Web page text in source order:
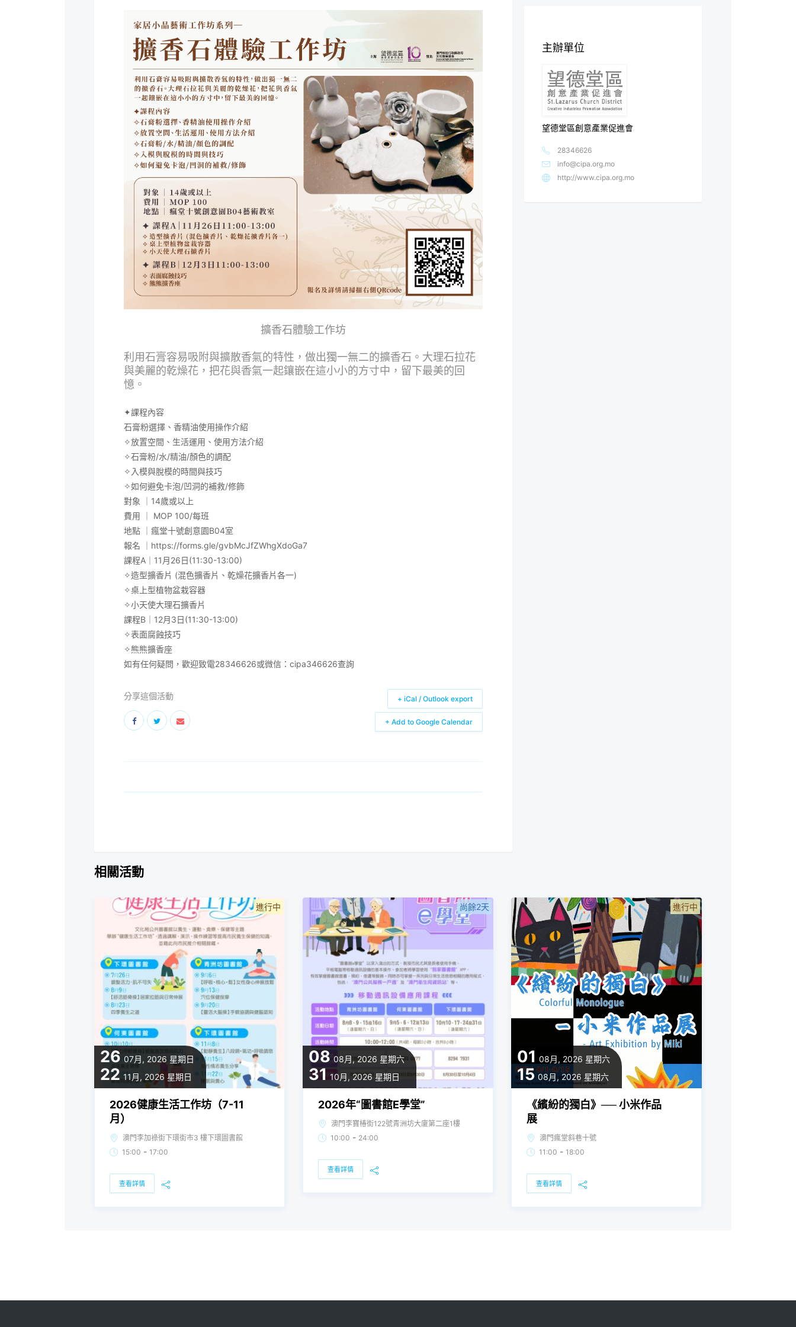
擴香石體驗工作坊
利用石膏容易吸附與擴散香氣的特性，做出獨一無二的擴香石。大理石拉花
與美麗的乾燥花，把花與香氣一起鑲嵌在這小小的方寸中，留下最美的回
憶。
✦課程內容
石膏粉選擇、香精油使用操作介紹
✧放置空間、生活運用、使用方法介紹
✧石膏粉/水/精油/顏色的調配
✧入模與脫模的時間與技巧
✧如何避免卡泡/凹洞的補救/修飾
對象 ｜14歲或以上
費用 ｜ MOP 100/每班
地點 ｜瘋堂十號創意園B04室
報名 ｜ https://forms.gle/gvbMcJfZWhgXdoGa7
課程A｜11月26日(11:30-13:00)
✧造型擴香片 (混色擴香片、乾燥花擴香片各一)
✧桌上型植物盆栽容器
✧小天使大理石擴香片
課程B｜12月3日(11:30-13:00)
✧表面腐蝕技巧
✧熊熊擴香座
如有任何疑問，歡迎致電28346626或微信：cipa346626查詢
分享這個活動
+ Add to Google Calendar
+ iCal / Outlook export
主辦單位
望德堂區創意產業促進會
28346626
info@cipa.org.mo
http://www.cipa.org.mo
相關活動
26 07月, 2026 星期日
22 11月, 2026 星期日
進行中
2026健康生活工作坊（7-11
月）
澳門李加祿街下環街市3 樓下環圖書館
15:00 - 17:00
查看詳情
08 08月, 2026 星期六
31 10月, 2026 星期日
尚餘2天
2026年“圖書館E學堂”
澳門李寶椿街122號青洲坊大廈第二座1樓
10:00 - 24:00
查看詳情
01 08月, 2026 星期六
15 08月, 2026 星期六
進行中
《繽紛的獨白》── 小米作品
展
澳門瘋堂斜巷十號
11:00 - 18:00
查看詳情